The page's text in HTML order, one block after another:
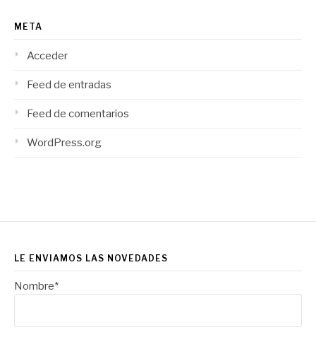
META
Acceder
Feed de entradas
Feed de comentarios
WordPress.org
LE ENVIAMOS LAS NOVEDADES
Nombre*